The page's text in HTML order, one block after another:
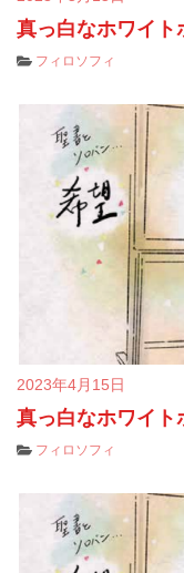
真っ白なホワイト
フィロソフィ
2023年4月15日
真っ白なホワイト
フィロソフィ